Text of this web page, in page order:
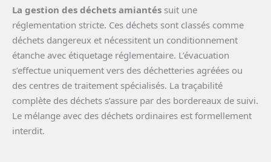
La gestion des déchets amiantés suit une
réglementation stricte. Ces déchets sont classés comme
déchets dangereux et nécessitent un conditionnement
étanche avec étiquetage réglementaire. L’évacuation
s’effectue uniquement vers des déchetteries agréées ou
des centres de traitement spécialisés. La traçabilité
complète des déchets s’assure par des bordereaux de suivi.
Le mélange avec des déchets ordinaires est formellement
interdit.